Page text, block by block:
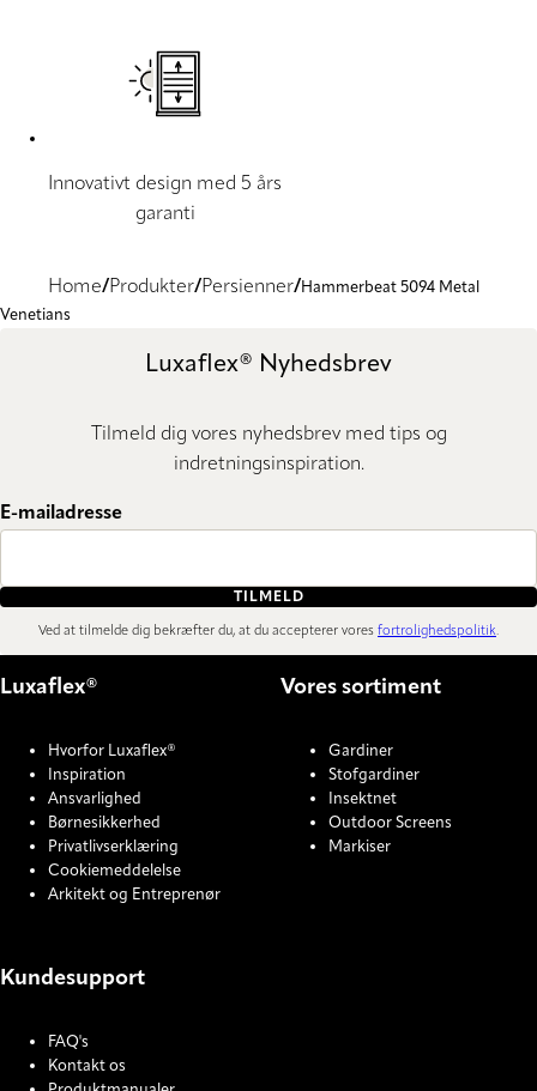
Innovativt design med 5 års
garanti
Home Produkter Persienner
Hammerbeat 5094 Metal
Venetians
Luxaflex® Nyhedsbrev
Tilmeld dig vores nyhedsbrev med tips og
indretningsinspiration.
E-mailadresse
TILMELD
Ved at tilmelde dig bekræfter du, at du accepterer vores fortrolighedspolitik.
Luxaflex®
Hvorfor Luxaflex®
Inspiration
Ansvarlighed
Børnesikkerhed
Privatlivserklæring
Cookiemeddelelse
Arkitekt og Entreprenør
Vores sortiment
Gardiner
Stofgardiner
Insektnet
Outdoor Screens
Markiser
Kundesupport
FAQ's
Kontakt os